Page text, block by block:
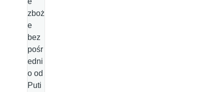
zboż
e
bez
pośr
edni
o od
Puti